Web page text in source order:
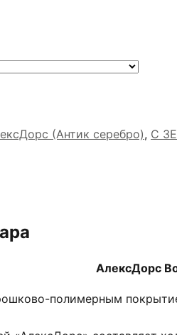
(Антик серебро), С
АлексДорс
полимерным